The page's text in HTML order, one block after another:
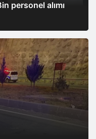
personel alımı